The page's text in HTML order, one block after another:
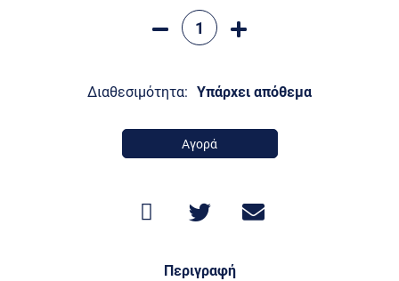
Διαθεσιμότητα: Υπάρχει απόθεμα
Αγορά
Περιγραφή